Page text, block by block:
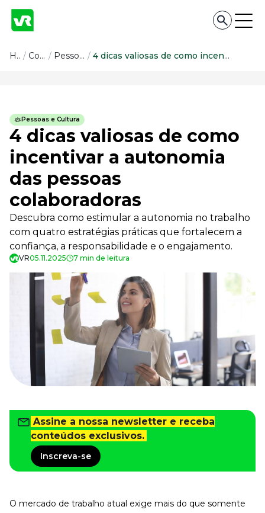
Conteúdo
Todas as categorias
Confira nossos conteúdos
Empreendedorismo
Impulsione o seu negócio
Legislação
Fique por dentro da lei
Pessoas e Cultura
Educação Financeira
Saiba como gerenciar o seu dinheiro
Para o Trabalhador
Imprensa
VR na Imprensa
Cursos
Todos os Cursos
Departamento Pessoal
Para simplificar os processos
Gestão de Empresas e Negócios
Eleve os resultados da organização
Gestão de Pessoas e Liderança
Recursos Humanos
Fortaleça a cultura organizacional
Home / Conteúdo / Pessoas e Cultura / 4 dicas valiosas de como incentivar a autonomia das pessoas colaboradoras
Pessoas e Cultura
4 dicas valiosas de como
incentivar a autonomia
das pessoas
colaboradoras
Descubra como estimular a autonomia no trabalho
com quatro estratégias práticas que fortalecem a
confiança, a responsabilidade e o engajamento.
VR05.11.2025 7 min de leitura
Assine a nossa newsletter e receba
conteúdos exclusivos.
Inscreva-se
O mercado de trabalho atual exige mais do que somente